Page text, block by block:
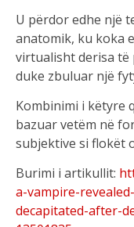
U përdor edhe një
anatomik, ku koka
virtualisht derisa
duke zbuluar një
Kombinimi i këtyre
bazuar vetëm në
subjektive si flokët
Burimi i artikullit:
a-vampire-
decapitated-after-